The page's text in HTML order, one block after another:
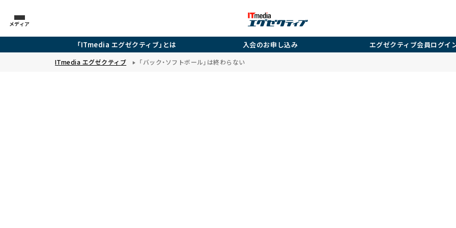
メディア
「ITmedia エグゼクティブ」とは 入会のお申し込み エグゼクティブ会員ログイ
ITmedia エグゼクティブ 「バック・ソフトボール」は終わらない